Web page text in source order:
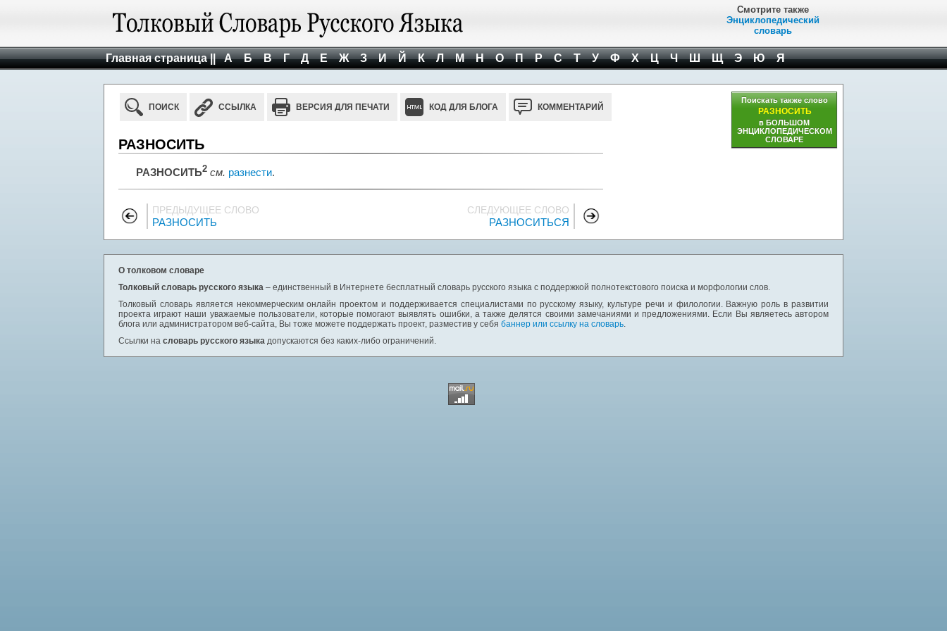
Смотрите также
Энциклопедический
словарь
Главная страница || А Б В Г Д Е Ж З И Й К Л М Н О П Р С Т У Ф Х Ц Ч Ш Щ Э Ю Я
ПОИСК ССЫЛКА ВЕРСИЯ ДЛЯ ПЕЧАТИ КОД ДЛЯ БЛОГА КОММЕНТАРИЙ
РАЗНОСИТЬ
РАЗНОСИТЬ2 см. разнести.
ПРЕДЫДУЩЕЕ СЛОВО
РАЗНОСИТЬ
СЛЕДУЮЩЕЕ СЛОВО
РАЗНОСИТЬСЯ
Поискать также слово
РАЗНОСИТЬ
в БОЛЬШОМ
ЭНЦИКЛОПЕДИЧЕСКОМ
СЛОВАРЕ
О толковом словаре
Толковый словарь русского языка – единственный в Интернете бесплатный словарь русского языка с поддержкой полнотекстового поиска и морфологии слов.
Толковый словарь является некоммерческим онлайн проектом и поддерживается специалистами по русскому языку, культуре речи и филологии. Важную роль в развитии
проекта играют наши уважаемые пользователи, которые помогают выявлять ошибки, а также делятся своими замечаниями и предложениями. Если Вы являетесь автором
блога или администратором веб-сайта, Вы тоже можете поддержать проект, разместив у себя баннер или ссылку на словарь.
Ссылки на словарь русского языка допускаются без каких-либо ограничений.